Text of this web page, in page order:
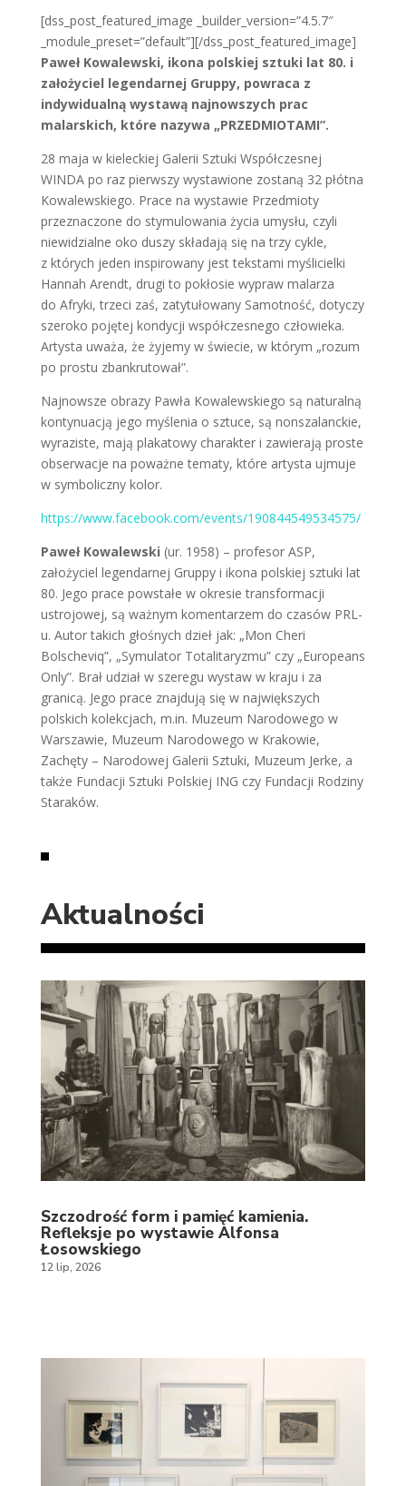
[dss_post_featured_image _builder_version=”4.5.7″
_module_preset=”default”][/dss_post_featured_image]
Paweł Kowalewski, ikona polskiej sztuki lat 80. i
założyciel legendarnej Gruppy, powraca z
indywidualną wystawą najnowszych prac
malarskich, które nazywa „PRZEDMIOTAMI”.
28 maja w kieleckiej Galerii Sztuki Współczesnej
WINDA po raz pierwszy wystawione zostaną 32 płótna
Kowalewskiego. Prace na wystawie Przedmioty
przeznaczone do stymulowania życia umysłu, czyli
niewidzialne oko duszy składają się na trzy cykle,
z których jeden inspirowany jest tekstami myślicielki
Hannah Arendt, drugi to pokłosie wypraw malarza
do Afryki, trzeci zaś, zatytułowany Samotność, dotyczy
szeroko pojętej kondycji współczesnego człowieka.
Artysta uważa, że żyjemy w świecie, w którym „rozum
po prostu zbankrutował”.
Najnowsze obrazy Pawła Kowalewskiego są naturalną
kontynuacją jego myślenia o sztuce, są nonszalanckie,
wyraziste, mają plakatowy charakter i zawierają proste
obserwacje na poważne tematy, które artysta ujmuje
w symboliczny kolor.
https://www.facebook.com/events/190844549534575/
Paweł Kowalewski (ur. 1958) – profesor ASP,
założyciel legendarnej Gruppy i ikona polskiej sztuki lat
80. Jego prace powstałe w okresie transformacji
ustrojowej, są ważnym komentarzem do czasów PRL-
u. Autor takich głośnych dzieł jak: „Mon Cheri
Bolscheviq”, „Symulator Totalitaryzmu” czy „Europeans
Only”. Brał udział w szeregu wystaw w kraju i za
granicą. Jego prace znajdują się w największych
polskich kolekcjach, m.in. Muzeum Narodowego w
Warszawie, Muzeum Narodowego w Krakowie,
Zachęty – Narodowej Galerii Sztuki, Muzeum Jerke, a
także Fundacji Sztuki Polskiej ING czy Fundacji Rodziny
Staraków.
Aktualności
Szczodrość form i pamięć kamienia.
Refleksje po wystawie Alfonsa
Łosowskiego
12 lip, 2026